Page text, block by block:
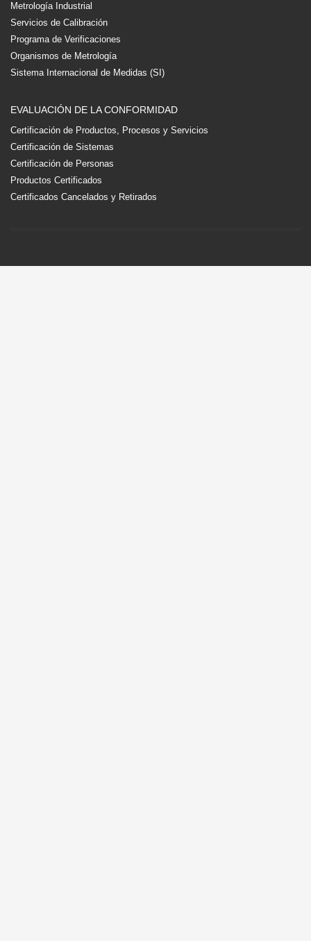
Metrología Industrial
Servicios de Calibración
Programa de Verificaciones
Organismos de Metrología
Sistema Internacional de Medidas (SI)
EVALUACIÓN DE LA CONFORMIDAD
Certificación de Productos, Procesos y Servicios
Certificación de Sistemas
Certificación de Personas
Productos Certificados
Certificados Cancelados y Retirados